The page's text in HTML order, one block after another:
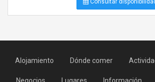
Alojamiento Dónde comer